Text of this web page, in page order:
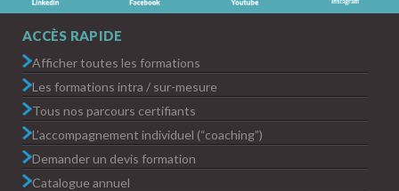
ACCÈS RAPIDE
Afficher toutes les formations
Les formations intra / sur-mesure
Tous nos parcours certifiants
L’accompagnement individuel (“coaching”)
Demander un devis formation
Catalogue annuel